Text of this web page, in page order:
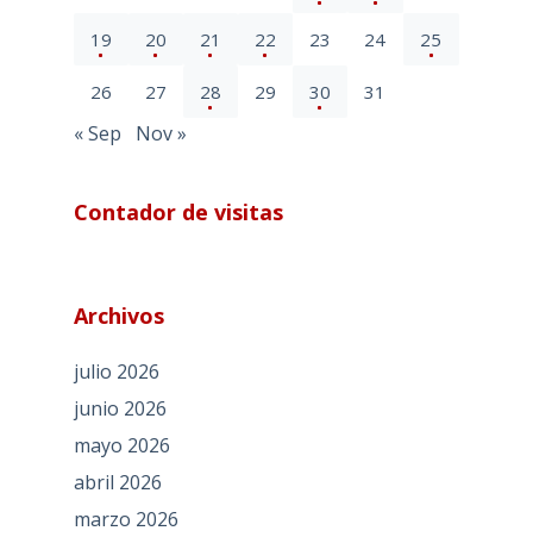
19 20 21 22 23 24 25
26 27 28 29 30 31
« Sep Nov »
Contador de visitas
Archivos
julio 2026
junio 2026
mayo 2026
abril 2026
marzo 2026